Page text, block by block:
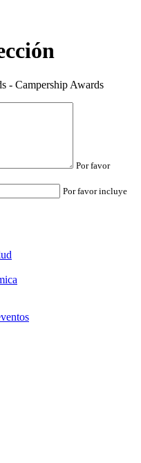
- Campership Awards
Por favor
Por favor incluye